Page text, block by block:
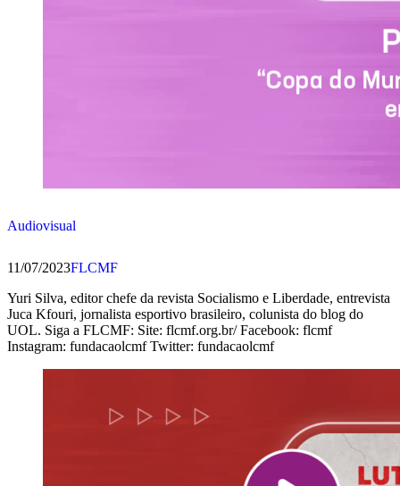
Audiovisual
11/07/2023FLCMF
Yuri Silva, editor chefe da revista Socialismo e Liberdade, entrevista
Juca Kfouri, jornalista esportivo brasileiro, colunista do blog do
UOL. Siga a FLCMF: Site: flcmf.org.br/ Facebook: flcmf
Instagram: fundacaolcmf Twitter: fundacaolcmf